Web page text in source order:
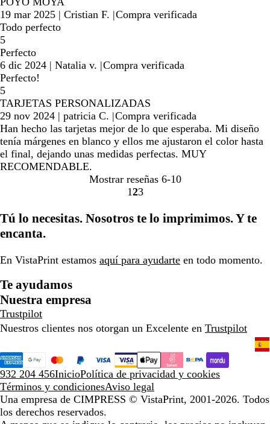
19 mar 2025 | Cristian F. |Compra verificada
Todo perfecto
5
Perfecto
6 dic 2024 | Natalia v. |Compra verificada
Perfecto!
5
TARJETAS PERSONALIZADAS
29 nov 2024 | patricia C. |Compra verificada
Han hecho las tarjetas mejor de lo que esperaba. Mi diseño
tenía márgenes en blanco y ellos me ajustaron el color hasta
el final, dejando unas medidas perfectas. MUY
RECOMENDABLE.
Mostrar reseñas 6-10
ir
la
1ir
la
2ir
la
3
Tú lo necesitas. Nosotros te lo imprimimos. Y te
encanta.
En VistaPrint estamos aquí para ayudarte en todo momento.
Te ayudamos
Nuestra empresa
Trustpilot
Nuestros clientes nos otorgan un Excelente en Trustpilot
932 204 456InicioPolítica de privacidad y cookies
Términos y condicionesAviso legal
Una empresa de CIMPRESS © VistaPrint, 2001-2026. Todos
los derechos reservados.